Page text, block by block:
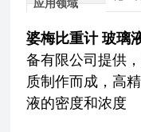
应用领域
婆梅比重计 玻璃
备有限公司提供
质制作而成，高
液的密度和浓度